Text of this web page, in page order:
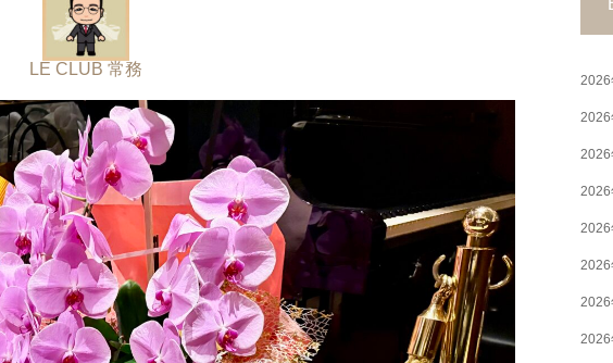
LE CLUB 常務
2026
2026
2026
2026
2026
2026
2026
2026